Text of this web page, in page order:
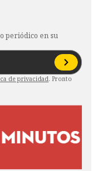
periódico en su
de privacidad. Pronto